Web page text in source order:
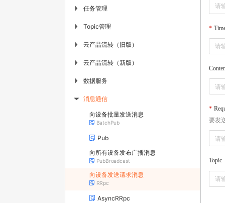
▶ 任务管理
▶ Topic管理
▶ 云产品流转（旧版）
▶ 云产品流转（新版）
▶ 数据服务
▶ 消息通信
向设备批量发送消息
BatchPub
Pub
向所有设备发布广播消息
PubBroadcast
向设备发送请求消息
RRpc
AsyncRRpc
要发
Topic